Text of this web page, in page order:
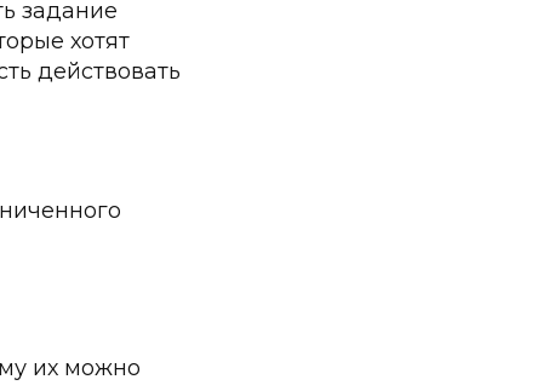
задание
хотят
действовать
их можно